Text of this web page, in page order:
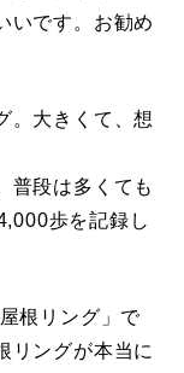
いです。お勧め
。大きくて、想
普段は多くても
歩を記録し
根リング」で
リングが本当に